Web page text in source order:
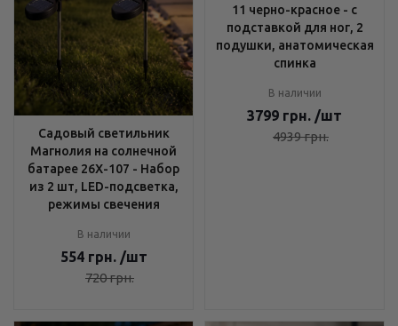
Садовый светильник
Магнолия на солнечной
батарее 26X-107 - Набор
из 2 шт, LED-подсветка,
режимы свечения
В наличии
554 грн. /шт
720грн.
11 черно-красное - с
подставкой для ног, 2
подушки, анатомическая
спинка
В наличии
3799 грн. /шт
4939грн.